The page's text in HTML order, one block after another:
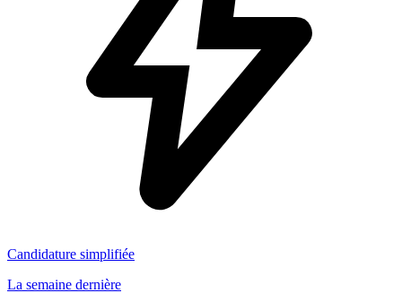
Candidature simplifiée
La semaine dernière